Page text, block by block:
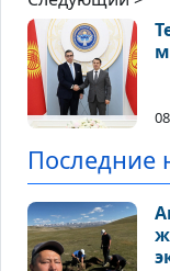
Последние